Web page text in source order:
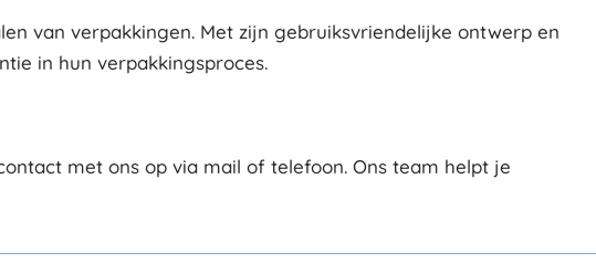
van verpakkingen. Met zijn gebruiksvriendelijke ontwerp en
in hun verpakkingsproces.
met ons op via mail of telefoon. Ons team helpt je